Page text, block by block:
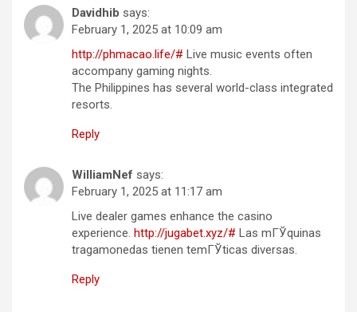
Davidhib says:
February 1, 2025 at 10:09 am
http://phmacao.life/# Live music events often
accompany gaming nights.
The Philippines has several world-class integrated
resorts.
Reply
WilliamNef says:
February 1, 2025 at 11:17 am
Live dealer games enhance the casino
experience. http://jugabet.xyz/# Las mГЎquinas
tragamonedas tienen temГЎticas diversas.
Reply